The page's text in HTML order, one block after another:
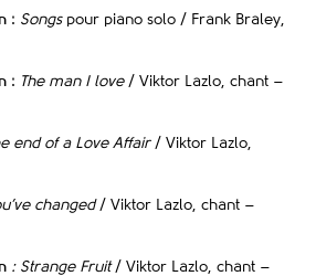
: Songspour piano solo / Frank Braley,
: The man I love/ Viktor Lazlo, chant –
end of a Love Affair/ Viktor Lazlo,
changed/ Viktor Lazlo, chant –
: Strange Fruit / Viktor Lazlo, chant –